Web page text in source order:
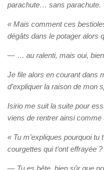
parachute… sans parachute.
« Mais comment ces
dégâts dans le potager alors
— … au ralenti, mais oui,
Je file alors en courant dans
d’expliquer la raison de mon
Isirio me suit la suite pour
viens de rentrer ainsi comme
« Tu m’expliques pourquoi tu
courgettes qui t’ont effrayée ?